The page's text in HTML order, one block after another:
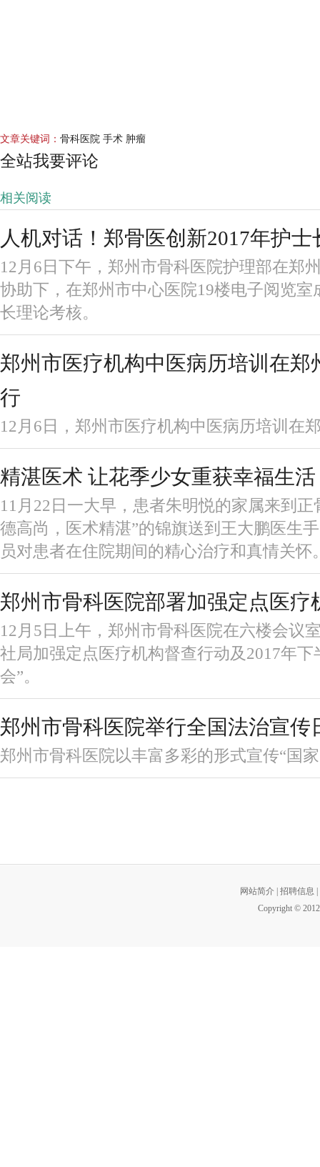
文章关键词： 骨科医院 手术 肿瘤
全站我要评论
相关阅读
人机对话！郑骨医创新2017年护
12月6日下午，郑州市骨科医院护理部在郑
协助下，在郑州市中心医院19楼电子阅览室
长理论考核。
郑州市医疗机构中医病历培训在郑
行
​12月6日，郑州市医疗机构中医病历培训在
精湛医术 让花季少女重获幸福生活
11月22日一大早，患者朱明悦的家属来到
德高尚，医术精湛”的锦旗送到王大鹏医生
员对患者在住院期间的精心治疗和真情关怀
郑州市骨科医院部署加强定点医疗
12月5日上午，郑州市骨科医院在六楼会议
社局加强定点医疗机构督查行动及2017年
会”。
郑州市骨科医院举行全国法治宣传
郑州市骨科医院以丰富多彩的形式宣传“国
网站简介 招聘信息
Copyright ©